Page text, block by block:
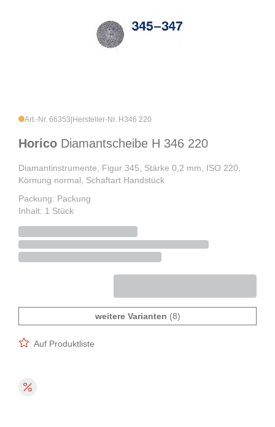
Art.-Nr. 66353 Hersteller-Nr. H346 220
Horico Diamantscheibe H 346 220
Diamantinstrumente, Figur 345, Stärke 0,2 mm, ISO 220,
Körnung normal, Schaftart Handstück
Packung: Packung
Inhalt: 1 Stück
weitere Varianten (8)
Auf Produktliste